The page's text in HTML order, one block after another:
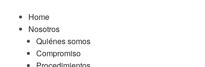
Home
Nosotros
Quiénes somos
Compromiso